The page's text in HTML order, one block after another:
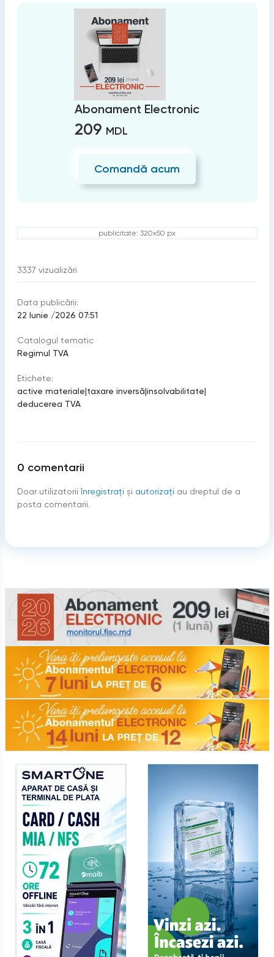
Abonament Electronic
209 MDL
Comandă acum
publicitate: 320x50 px
3337 vizualizări
Data publicării:
22 Iunie /2026 07:51
Catalogul tematic
Regimul TVA
Etichete:
active materiale|taxare inversă|insolvabilitate|
deducerea TVA
0 comentarii
Doar utilizatorii înregistraţi şi autorizați au dreptul de a
posta comentarii.